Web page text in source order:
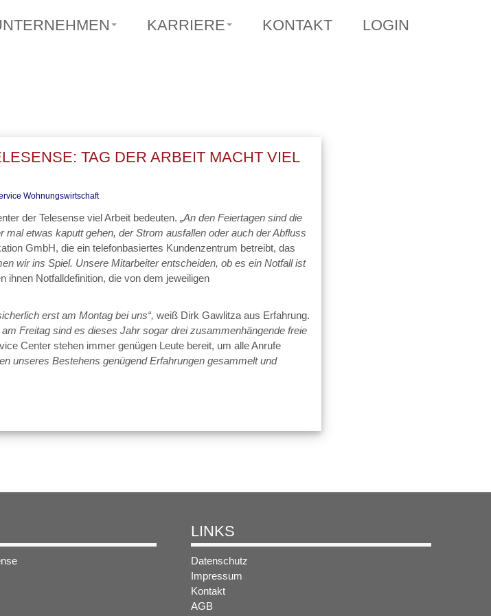
KARRIERE KONTAKT LOGIN
TAG DER ARBEIT MACHT VIEL
Wohnungswirtschaft
der Telesense viel Arbeit bedeuten. „An den Feiertagen sind die
etwas kaputt gehen, der Strom ausfallen oder auch der Abfluss
GmbH, die ein telefonbasiertes Kundenzentrum betreibt, das
wir ins Spiel. Unsere Mitarbeiter entscheiden, ob es ein Notfall ist
ihnen Notfalldefinition, die von dem jeweiligen
erst am Montag bei uns“, weiß Dirk Gawlitza aus Erfahrung.
Freitag sind es dieses Jahr sogar drei zusammenhängende freie
Center stehen immer genügen Leute bereit, um alle Anrufe
unseres Bestehens genügend Erfahrungen gesammelt und
LINKS
Datenschutz
Impressum
Kontakt
AGB